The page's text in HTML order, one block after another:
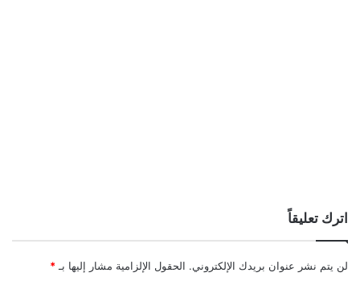
اترك تعليقاً
لن يتم نشر عنوان بريدك الإلكتروني. الحقول الإلزامية مشار إليها بـ *